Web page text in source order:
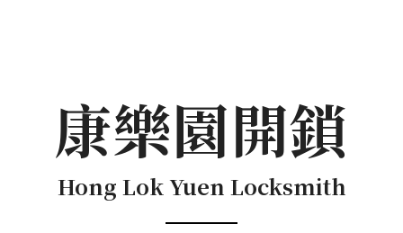
康樂園開鎖
Hong Lok Yuen Locksmith